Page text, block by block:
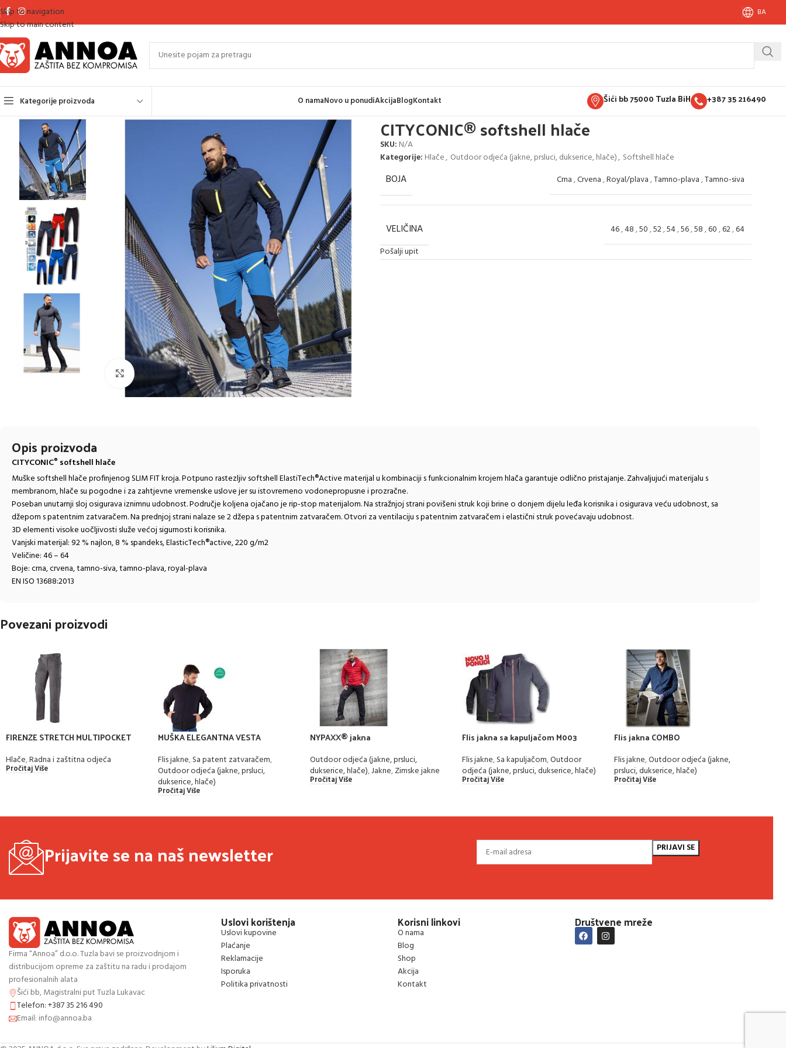
Skip to navigation
Skip to main content
BA
Kategorije proizvoda O namaNovo u ponudiAkcijaBlogKontakt Šići bb 75000 Tuzla BiH +387 35 216490
Click to enlarge
CITYCONIC® softshell hlače
SKU: N/A
Kategorije: Hlače, Outdoor odjeća (jakne, prsluci, dukserice, hlače), Softshell hlače
BOJA Crna,Crvena,Royal/plava,Tamno-plava,Tamno-siva
VELIČINA 46,48,50,52,54,56,58,60,62,64
Pošalji upit
Opis proizvoda
CITYCONIC® softshell hlače
Muške softshell hlače profinjenog SLIM FIT kroja. Potpuno rastezljiv softshell ElastiTech®Active materijal u kombinaciji s funkcionalnim krojem hlača garantuje odlično pristajanje. Zahvaljujući materijalu s
membranom, hlače su pogodne i za zahtjevne vremenske uslove jer su istovremeno vodonepropusne i prozračne.
Poseban unutarnji sloj osigurava iznimnu udobnost. Područje koljena ojačano je rip-stop materijalom. Na stražnjoj strani povišeni struk koji brine o donjem dijelu leđa korisnika i osigurava veću udobnost, sa
džepom s patentnim zatvaračem. Na prednjoj strani nalaze se 2 džepa s patentnim zatvaračem. Otvori za ventilaciju s patentnim zatvaračem i elastični struk povećavaju udobnost.
3D elementi visoke uočljivosti služe većoj sigurnosti korisnika.
Vanjski materijal: 92 % najlon, 8 % spandeks, ElasticTech®active, 220 g/m2
Veličine: 46 – 64
Boje: crna, crvena, tamno-siva, tamno-plava, royal-plava
EN ISO 13688:2013
Povezani proizvodi
FIRENZE STRETCH MULTIPOCKET
Hlače,Radna i zaštitna odjeća
Pročitaj Više
MUŠKA ELEGANTNA VESTA
Flis jakne,Sa patent zatvaračem,
Outdoor odjeća (jakne, prsluci,
dukserice, hlače)
Pročitaj Više
NYPAXX® jakna
Outdoor odjeća (jakne, prsluci,
dukserice, hlače),Jakne,Zimske jakne
Pročitaj Više
Flis jakna sa kapuljačom M003
Flis jakne,Sa kapuljačom,Outdoor
odjeća (jakne, prsluci, dukserice, hlače)
Pročitaj Više
Flis jakna COMBO
Flis jakne,Outdoor odjeća (jakne,
prsluci, dukserice, hlače)
Pročitaj Više
Prijavite se na naš newsletter
Firma “Annoa” d.o.o. Tuzla bavi se proizvodnjom i
distribucijom opreme za zaštitu na radu i prodajom
profesionalnih alata
Šići bb, Magistralni put Tuzla Lukavac
Telefon: +387 35 216 490
Email: info@annoa.ba
Uslovi korištenja
Uslovi kupovine
Plaćanje
Reklamacije
Isporuka
Politika privatnosti
Korisni linkovi
O nama
Blog
Shop
Akcija
Kontakt
Društvene mreže